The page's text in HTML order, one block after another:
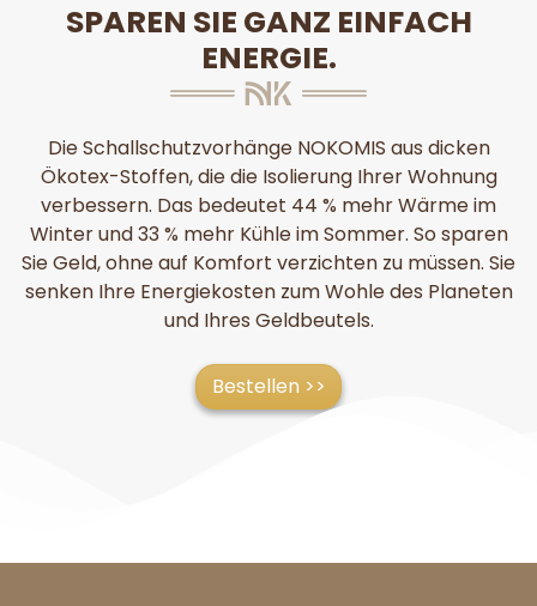
SPAREN SIE GANZ EINFACH
ENERGIE.
Die Schallschutzvorhänge NOKOMIS aus dicken
Ökotex-Stoffen, die die Isolierung Ihrer Wohnung
verbessern. Das bedeutet 44 % mehr Wärme im
Winter und 33 % mehr Kühle im Sommer. So sparen
Sie Geld, ohne auf Komfort verzichten zu müssen. Sie
senken Ihre Energiekosten zum Wohle des Planeten
und Ihres Geldbeutels.
Bestellen >>